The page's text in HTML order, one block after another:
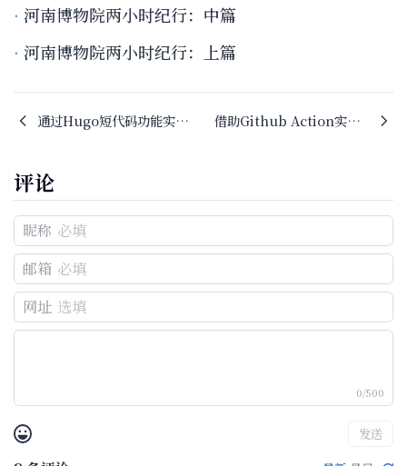
河南博物院两小时纪行：中篇
河南博物院两小时纪行：上篇
通过Hugo短代码功能实现图片及其EXIF信息展示 借助Github Action实现友圈动态自动获取——小十友圈RSS聚合工具
评论
昵称
邮箱
网址
0/500
发送